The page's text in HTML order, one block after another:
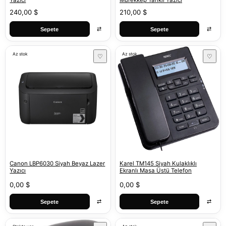
240,00 $
Sepete ⇄
210,00 $
Sepete ⇄
Az stok ♡
Canon LBP6030 Siyah Beyaz Lazer
Yazıcı
0,00 $
Sepete ⇄
Az stok ♡
Karel TM145 Siyah Kulaklıklı
Ekranlı Masa Üstü Telefon
0,00 $
Sepete ⇄